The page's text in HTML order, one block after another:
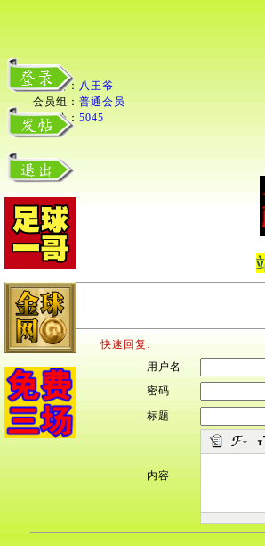
用户名： 八王爷
会员组： 普通会员
积分： 5045
快速回复:
用户名
密码
标题
内容